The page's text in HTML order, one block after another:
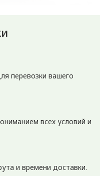
перевозки вашего
всех условий и
и времени доставки.